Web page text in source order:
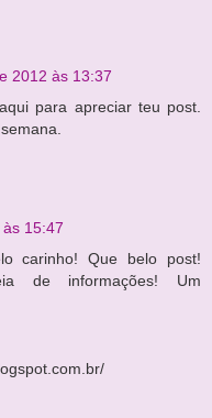
2012 às 13:37
para apreciar teu post.
15:47
carinho! Que belo post!
de informações! Um